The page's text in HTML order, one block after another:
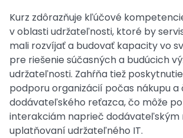
Kurz zdôrazňuje kľúčové
v oblasti udržateľnosti, ktoré by
mali rozvíjať a budovať kapacity vo
pre riešenie súčasných a budúcich
udržateľnosti. Zahŕňa tiež
podporu organizácií počas nákupu a
dodávateľského reťazca, čo môže
interakciám naprieč dodávateľským
uplatňovaní udržateľného IT.